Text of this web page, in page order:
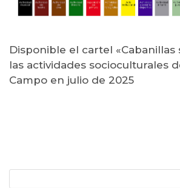
Disponible el cartel «Cabanillas
las actividades socioculturales
Campo en julio de 2025